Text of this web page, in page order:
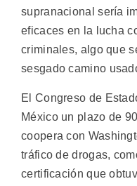
supranacional sería
eficaces en la lucha
criminales, algo que
sesgado camino
El Congreso de
México un plazo de
coopera con
tráfico de drogas,
certificación que